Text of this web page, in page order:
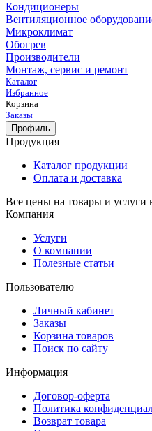
Кондиционеры
Вентиляционное
Микроклимат
Обогрев
Производители
Монтаж, сервис и ремонт
Каталог
Избранное
Корзина
Заказы
Профиль
Продукция
Каталог продукции
Оплата и доставка
Все цены на товары и
Компания
Услуги
О компании
Полезные статьи
Пользователю
Личный кабинет
Заказы
Корзина товаров
Поиск по сайту
Информация
Договор-оферта
Политика
Возврат товара